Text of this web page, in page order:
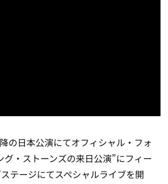
の日本公演にてオフィシャル・フォ
・ストーンズの来日公演”にフィー
テージにてスペシャルライブを開